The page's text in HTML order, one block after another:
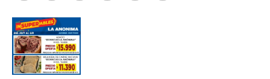
Dirección de correo electrónico
Nombre